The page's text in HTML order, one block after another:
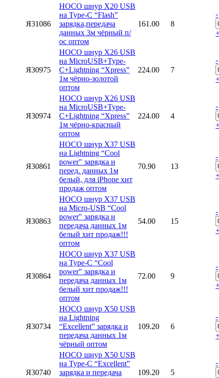
Я31086
HOCO шнур X20 USB
на Type-C “Flash”
зарядка,передача
данных 3м чёрный п/
ос оптом
161.00 8
-
Я30975
HOCO шнур X26 USB
на MicroUSB+Type-
C+Lightning “Xpress”
1м чёрно-золотой
оптом
224.00 7
-
Я30974
HOCO шнур X26 USB
на MicroUSB+Type-
C+Lightning “Xpress”
1м чёрно-красный
оптом
224.00 4
-
Я30861
HOCO шнур X37 USB
на Lightning “Cool
power" зарядка и
перед. данных 1м
белый, для iPhone хит
продаж оптом
70.90 13
-
Я30863
HOCO шнур X37 USB
на Micro-USB “Cool
power" зарядка и
передача данных 1м
белый хит продаж!!!
оптом
54.00 15
-
Я30864
HOCO шнур X37 USB
на Type-C “Cool
power" зарядка и
передача данных 1м
белый хит продаж!!!
оптом
72.00 9
-
Я30734
HOCO шнур X50 USB
на Lightning
“Excellent” зарядка и
передача данных 1м
чёрный оптом
109.20 6
-
Я30740
HOCO шнур X50 USB
на Type-C “Excellent”
зарядка и передача
109.20 5
-